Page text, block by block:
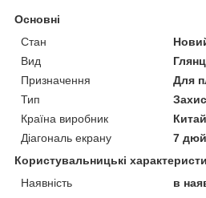
Основні
Стан
Вид
Призначення
Для
Тип
Країна виробник
Китай
Діагональ екрану
7
Користувальницькі
Наявність
в